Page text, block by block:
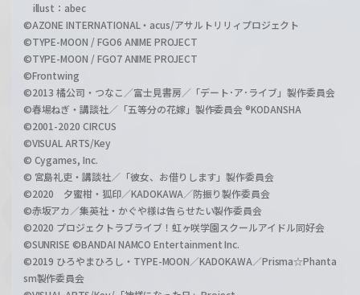
illust：abec
©AZONE INTERNATIONAL・acus/アサルトリリィプロジェクト
©TYPE-MOON / FGO6 ANIME PROJECT
©TYPE-MOON / FGO7 ANIME PROJECT
©Frontwing
©2013 橘公司・つなこ／富士見書房／「デート･ア･ライブ」製作委員会
©春場ねぎ・講談社／「五等分の花嫁」製作委員会 ®KODANSHA
©2001-2020 CIRCUS
©VISUAL ARTS/Key
© Cygames, Inc.
© 宮島礼吏・講談社／「彼女、お借りします」製作委員会
©2020 夕蜜柑・狐印／KADOKAWA／防振り製作委員会
©赤坂アカ／集英社・かぐや様は告らせたい製作委員会
©2020 プロジェクトラブライブ！虹ヶ咲学園スクールアイドル同好会
©SUNRISE ©BANDAI NAMCO Entertainment Inc.
©2019 ひろやまひろし・TYPE-MOON／KADOKAWA／Prisma☆Phanta
sm製作委員会